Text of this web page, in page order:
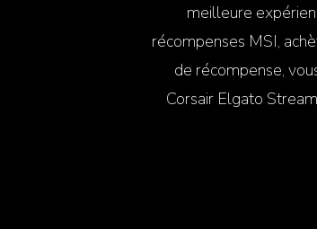
meilleure
récompenses MSI,
de récompense,
Corsair Elgato